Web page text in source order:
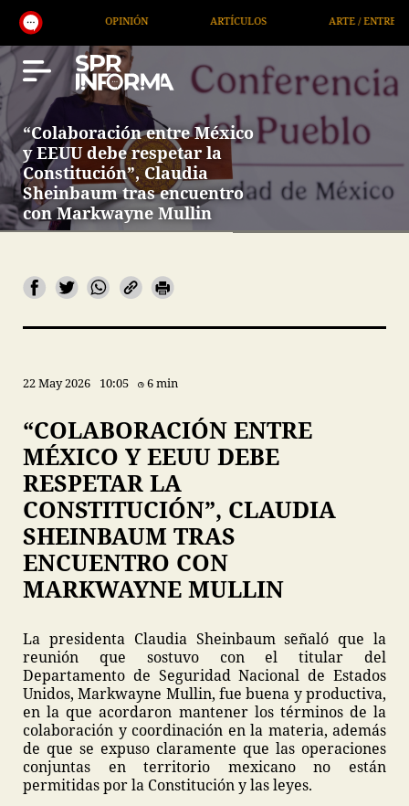
ARTÍCULOS ARTE / ENTRETENIMIENTO
“Colaboración entre México
y EEUU debe respetar la
Constitución”, Claudia
Sheinbaum tras encuentro
con Markwayne Mullin
22 May 2026 10:05 6 min
“COLABORACIÓN ENTRE
MÉXICO Y EEUU DEBE
RESPETAR LA
CONSTITUCIÓN”, CLAUDIA
SHEINBAUM TRAS
ENCUENTRO CON
MARKWAYNE MULLIN
La presidenta Claudia Sheinbaum señaló que la
reunión que sostuvo con el titular del
Departamento de Seguridad Nacional de Estados
Unidos, Markwayne Mullin, fue buena y productiva,
en la que acordaron mantener los términos de la
colaboración y coordinación en la materia, además
de que se expuso claramente que las operaciones
conjuntas en territorio mexicano no están
permitidas por la Constitución y las leyes.